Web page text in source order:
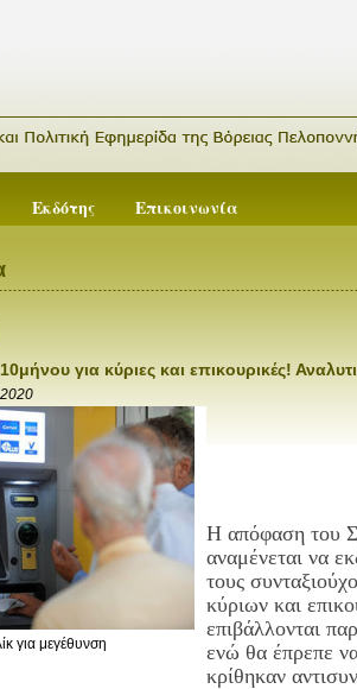
Εκδότης Επικοινωνία
για κύριες και επικουρικές!
για μεγέθυνση
Η απόφαση του
αναμένεται να
τους
κύριων και
επιβάλλονται
ενώ θα έπρεπε
κρίθηκαν